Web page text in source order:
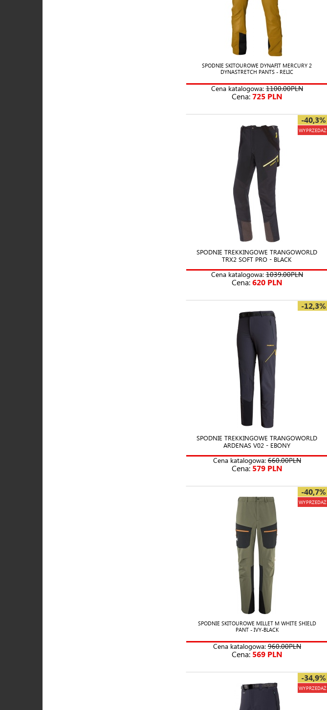
SPODNIE SKITOUROWE DYNAFIT MERCURY 2
DYNASTRETCH PANTS - RELIC
Cena katalogowa:1100.00PLN
Cena:725 PLN
-40,3%
WYPRZEDAŻ
SPODNIE TREKKINGOWE TRANGOWORLD
TRX2 SOFT PRO - BLACK
Cena katalogowa:1039.00PLN
Cena:620 PLN
-12,3%
SPODNIE TREKKINGOWE TRANGOWORLD
ARDENAS V02 - EBONY
Cena katalogowa:660.00PLN
Cena: 579 PLN
-40,7%
WYPRZEDAŻ
SPODNIE SKITOUROWE MILLET M WHITE SHIELD
PANT - IVY-BLACK
Cena katalogowa:960.00PLN
Cena: 569 PLN
-34,9%
WYPRZEDAŻ